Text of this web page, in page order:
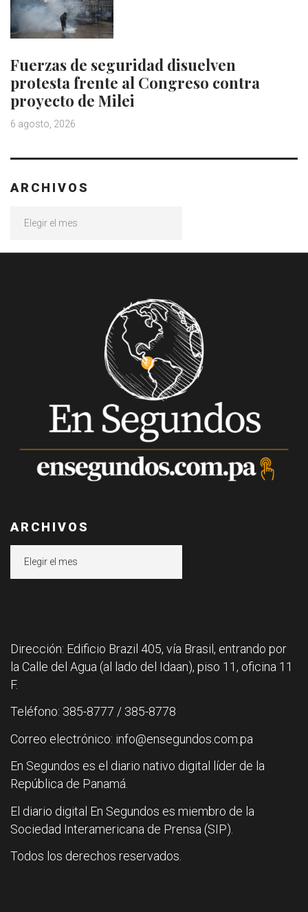
Fuerzas de seguridad disuelven
protesta frente al Congreso contra
proyecto de Milei
6 agosto, 2026
ARCHIVOS
ARCHIVOS
Dirección: Edificio Brazil 405, vía Brasil, entrando por
la Calle del Agua (al lado del Idaan), piso 11, oficina 11
F.
Teléfono: 385-8777 / 385-8778
Correo electrónico: info@ensegundos.com.pa
En Segundos es el diario nativo digital líder de la
República de Panamá.
El diario digital En Segundos es miembro de la
Sociedad Interamericana de Prensa (SIP).
Todos los derechos reservados.